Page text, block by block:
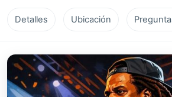
Detalles Ubicación